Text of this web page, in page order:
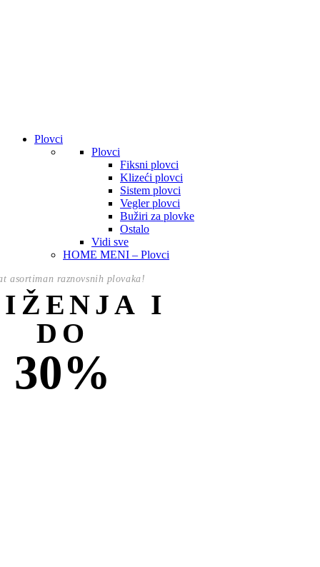
Plovci
Plovci
Fiksni plovci
Klizeći plovci
Sistem plovci
Vegler plovci
Bužiri za plovke
Ostalo
Vidi sve
HOME MENI – Plovci
asortiman raznovsnih plovaka!
I
DO
30%